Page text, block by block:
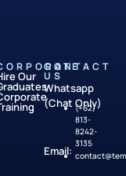
Our
CONTACT
US
Whatsapp
(Chat Only)
(+62)
813-
8242-
3135
Email: